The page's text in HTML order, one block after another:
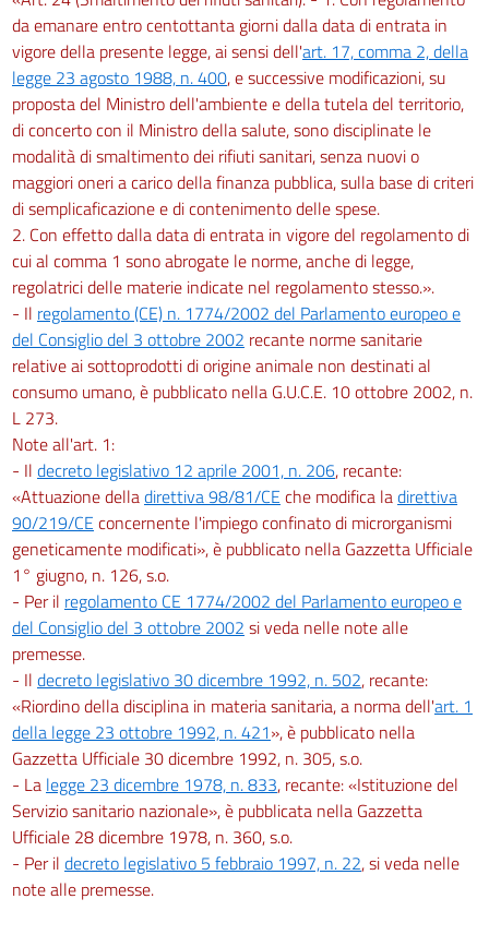
da emanare entro centottanta giorni dalla data di entrata in
vigore della presente legge, ai sensi dell'art. 17, comma 2, della
legge 23 agosto 1988, n. 400, e successive modificazioni, su
proposta del Ministro dell'ambiente e della tutela del territorio,
di concerto con il Ministro della salute, sono disciplinate le
modalità di smaltimento dei rifiuti sanitari, senza nuovi o
maggiori oneri a carico della finanza pubblica, sulla base di criteri
di semplicaficazione e di contenimento delle spese.
2. Con effetto dalla data di entrata in vigore del regolamento di
cui al comma 1 sono abrogate le norme, anche di legge,
regolatrici delle materie indicate nel regolamento stesso.».
- Il regolamento (CE) n. 1774/2002 del Parlamento europeo e
del Consiglio del 3 ottobre 2002 recante norme sanitarie
relative ai sottoprodotti di origine animale non destinati al
consumo umano, è pubblicato nella G.U.C.E. 10 ottobre 2002, n.
L 273.
Note all'art. 1:
- Il decreto legislativo 12 aprile 2001, n. 206, recante:
«Attuazione delladirettiva 98/81/CE che modifica ladirettiva
90/219/CE concernente l'impiego confinato di microrganismi
geneticamente modificati», è pubblicato nella Gazzetta Ufficiale
1° giugno, n. 126, s.o.
- Per il regolamento CE 1774/2002 del Parlamento europeo e
del Consiglio del 3 ottobre 2002 si veda nelle note alle
premesse.
- Il decreto legislativo 30 dicembre 1992, n. 502, recante:
«Riordino della disciplina in materia sanitaria, a norma dell'art. 1
della legge 23 ottobre 1992, n. 421», è pubblicato nella
Gazzetta Ufficiale 30 dicembre 1992, n. 305, s.o.
- La legge 23 dicembre 1978, n. 833, recante: «Istituzione del
Servizio sanitario nazionale», è pubblicata nella Gazzetta
Ufficiale 28 dicembre 1978, n. 360, s.o.
- Per il decreto legislativo 5 febbraio 1997, n. 22, si veda nelle
note alle premesse.